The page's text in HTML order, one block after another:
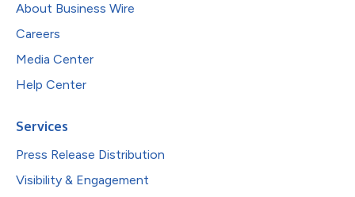
About Business Wire
Careers
Media Center
Help Center
Services
Press Release Distribution
Visibility & Engagement